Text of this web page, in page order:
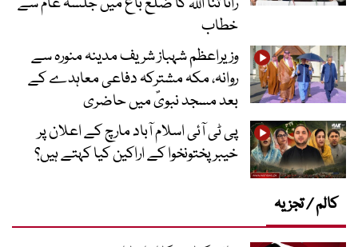
خطاب
وزیراعظم شہباز شریف مدینہ منورہ سے
روانہ، مکہ مشترکہ دفاعی معاہدے کے
بعد مسجد نبویؐ میں حاضری
پی ٹی آئی اسلام آباد مارچ کے اعلان پر
خیبر پختونخوا کے اراکین کیا کہتے ہیں؟
کالم / تجزیہ